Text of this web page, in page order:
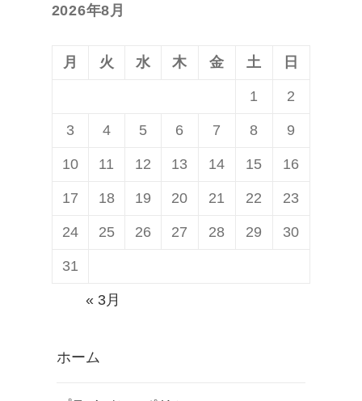
2026年8月
月 火 水 木 金 土 日
1 2
3 4 5 6 7 8 9
10 11 12 13 14 15 16
17 18 19 20 21 22 23
24 25 26 27 28 29 30
31
« 3月
ホーム